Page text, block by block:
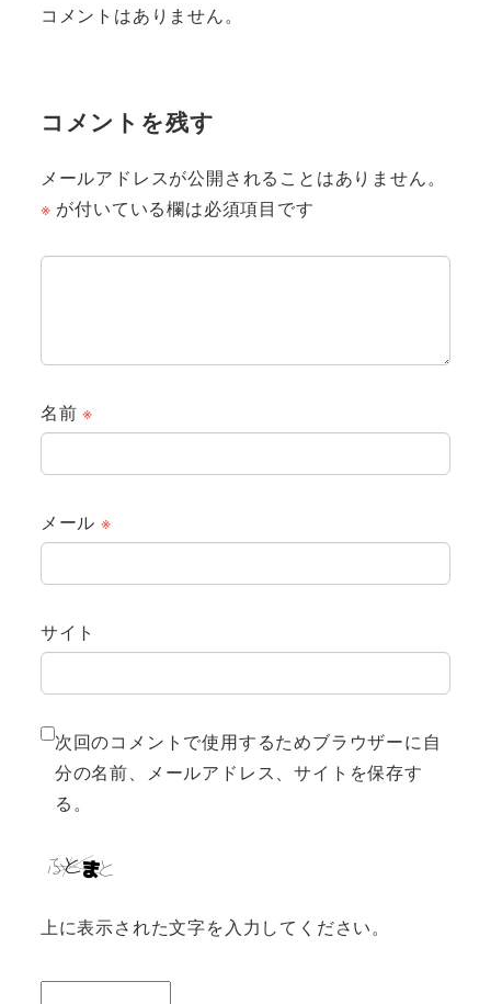
コメントはありません。
コメントを残す
メールアドレスが公開されることはありません。
※ が付いている欄は必須項目です
名前※
メール ※
サイト
次回のコメントで使用するためブラウザーに自
分の名前、メールアドレス、サイトを保存す
る。
上に表示された文字を入力してください。